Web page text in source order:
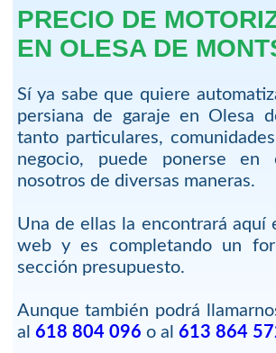
PRECIO DE
EN OLESA DE
Sí ya sabe que quiere
persiana de garaje en Olesa
tanto particulares,
negocio, puede ponerse en
nosotros de diversas maneras.
Una de ellas la encontrará aquí
web y es completando un
sección presupuesto.
Aunque también podrá
al 618 804 096 o al 613 864